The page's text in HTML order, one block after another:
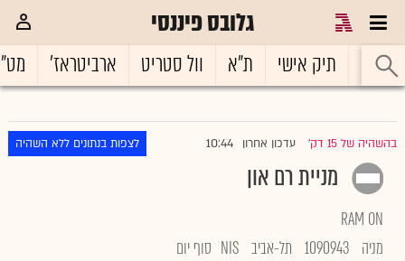
גלובס פיננסי
ראשי תיק אישי ת"א וול סטריט ארביטראז'
בהשהיה של 15 דק' עדכון אחרון 10:44 לצפות בנתונים ללא השהיה
מניית רם און
RAM ON
מניה 1090943 תל-אביב NIS סוף יום